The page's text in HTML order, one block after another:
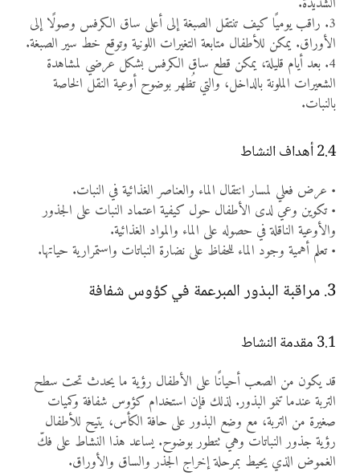
3. راقب يوميًا كيف تنتقل الصبغة إلى أعلى ساق الكرفس وصولًا إلى
الأوراق. يمكن للأطفال متابعة التغيرات اللونية وتوقع خط سير الصبغة.
4. بعد أيام قليلة، يمكن قطع ساق الكرفس بشكل عرضي لمشاهدة
الشعيرات الملونة بالداخل، والتي تُظهر بوضوح أوعية النقل الخاصة
بالنبات.
2.4 أهداف النشاط
• عرض فعلي لمسار انتقال الماء والعناصر الغذائية في النبات.
• تكوين وعي لدى الأطفال حول كيفية اعتماد النبات على الجذور
والأوعية الناقلة في حصوله على الماء والمواد الغذائية.
• تعلم أهمية وجود الماء للحفاظ على نضارة النباتات واستمرارية حياتها.
3. مراقبة البذور المبرعمة في كؤوس شفافة
3.1 مقدمة النشاط
قد يكون من الصعب أحيانًا على الأطفال رؤية ما يحدث تحت سطح
التربة عندما تنمو البذور. لذلك فإن استخدام كؤوس شفافة وكميات
صغيرة من التربة، مع وضع البذور على حافة الكأس، يتيح للأطفال
رؤية جذور النباتات وهي تتطور بوضوح. يساعد هذا النشاط على فكّ
الغموض الذي يحيط بمرحلة إخراج الجذر والساق والأوراق.